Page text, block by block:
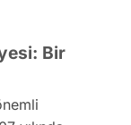
Bir